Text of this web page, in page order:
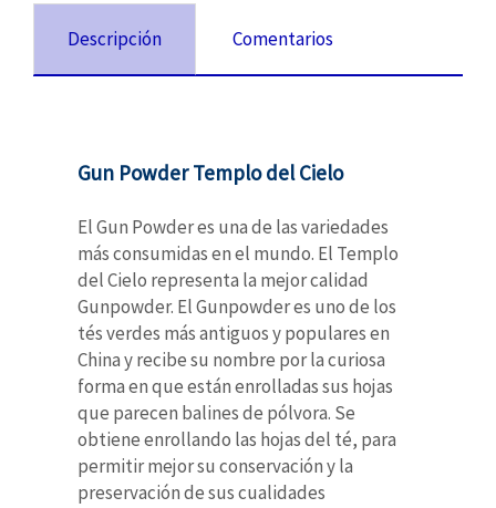
Descripción Comentarios
Gun Powder Templo del Cielo
El Gun Powder es una de las variedades
más consumidas en el mundo. El Templo
del Cielo representa la mejor calidad
Gunpowder. ElGunpowderes unode los
tés verdes más antiguos y populares en
Chinayrecibe su nombre por la curiosa
forma en que están enrolladas sus hojas
que parecen balines de pólvora. Se
obtiene enrollando las hojas del té, para
permitir mejor su conservación y la
preservación de sus cualidades